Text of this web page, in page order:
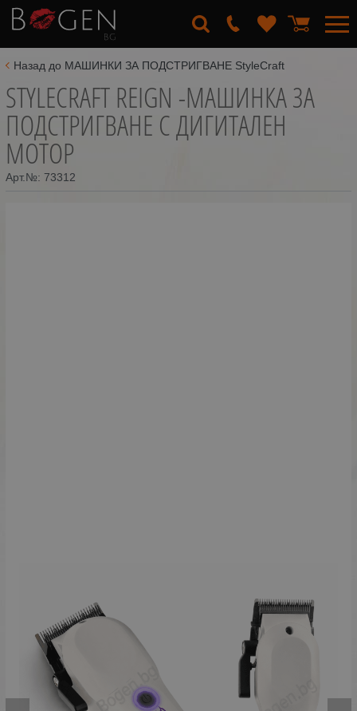
Назад до МАШИНКИ ЗА ПОДСТРИГВАНЕ StyleCraft
STYLECRAFT REIGN -МАШИНКА ЗА
ПОДСТРИГВАНЕ С ДИГИТАЛЕН
МОТОР
Арт.№: 73312